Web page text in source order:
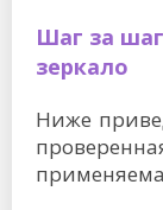
Шаг за
зеркало
Ниже